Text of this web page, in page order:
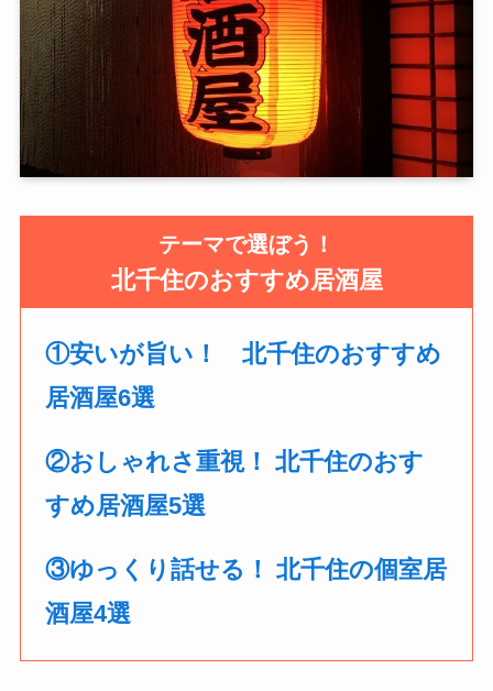
テーマで選ぼう！
北千住のおすすめ居酒屋
①安いが旨い！ 北千住のおすすめ
居酒屋6選
②おしゃれさ重視！ 北千住のおす
すめ居酒屋5選
③ゆっくり話せる！ 北千住の個室居
酒屋4選